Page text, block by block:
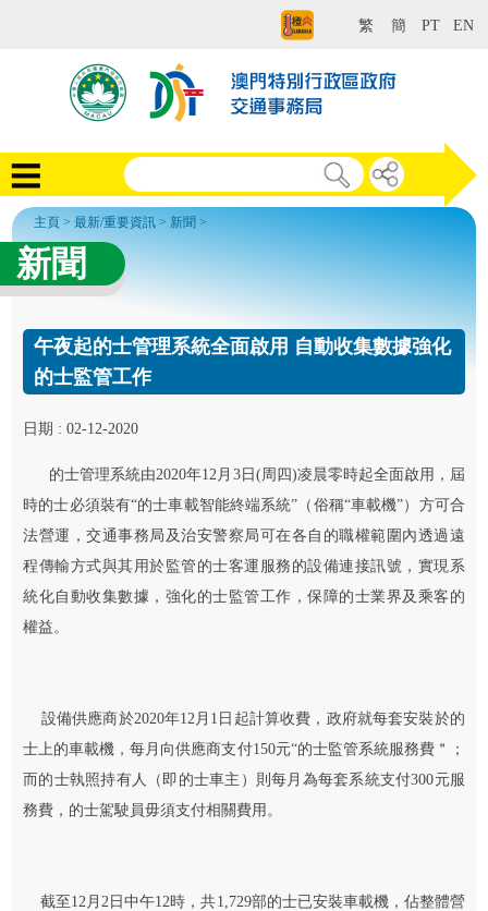
繁 簡 PT EN
主頁 >最新/重要資訊 > 新聞 >
新聞
午夜起的士管理系統全面啟用 自動收集數據強化
的士監管工作
日期 : 02-12-2020
的士管理系統由2020年12月3日(周四)凌晨零時起全面啟用，屆
時的士必須裝有“的士車載智能終端系統”（俗稱“車載機”）方可合
法營運，交通事務局及治安警察局可在各自的職權範圍內透過遠
程傳輸方式與其用於監管的士客運服務的設備連接訊號，實現系
統化自動收集數據，強化的士監管工作，保障的士業界及乘客的
權益。
設備供應商於2020年12月1日起計算收費，政府就每套安裝於的
士上的車載機，每月向供應商支付150元“的士監管系統服務費＂；
而的士執照持有人（即的士車主）則每月為每套系統支付300元服
務費，的士駕駛員毋須支付相關費用。
截至12月2日中午12時，共1,729部的士已安裝車載機，佔整體營